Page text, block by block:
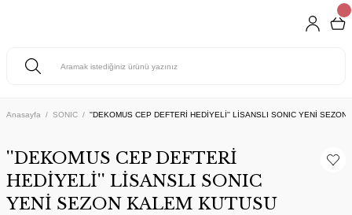
Anasayfa SONIC ''DEKOMUS CEP DEFTERİ HEDİYELİ'' LİSANSLI SONIC YENİ SEZON
''DEKOMUS CEP DEFTERİ
HEDİYELİ'' LİSANSLI SONIC
YENİ SEZON KALEM KUTUSU